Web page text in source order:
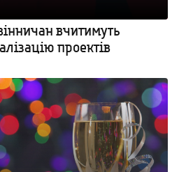
вчитимуть
проектів